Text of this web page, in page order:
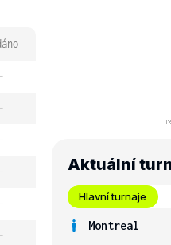
-
-
-
-
-
-
Aktuální
Hlavní turnaje
Montreal